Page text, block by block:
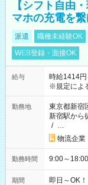
【シフト自由
マホの充電を繋
派遣 職種未経験OK
WEB登録・面接OK
給与
時給1414
※規定によ
勤務地
東京都新宿
新宿駅から
/ …
物流企業
勤務時間 9:00～18:00
期間 即日～OK